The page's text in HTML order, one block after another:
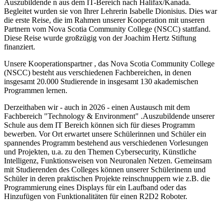
Auszubildende n aus dem IT-Bereich nach Halifax/Kanada.
Begleitet wurden sie von Ihrer Lehrerin Isabelle Dionisius. Dies war
die erste Reise, die im Rahmen unserer Kooperation mit unseren
Partnern vom Nova Scotia Community College (NSCC) stattfand.
Diese Reise wurde großzügig von der Joachim Hertz Stiftung
finanziert.
Unsere Kooperationspartner , das Nova Scotia Community College
(NSCC) besteht aus verschiedenen Fachbereichen, in denen
insgesamt 20.000 Studierende in insgesamt 130 akademischen
Programmen lernen.
Derzeithaben wir - auch in 2026 - einen Austausch mit dem
Fachbereich "Technology & Environment" .Auszubildende unserer
Schule aus dem IT Bereich können sich für dieses Programm
bewerben. Vor Ort erwartet unsere Schülerinnen und Schüler ein
spannendes Programm bestehend aus verschiedenen Vorlesungen
und Projekten, u.a. zu den Themen Cybersecurity, Künstliche
Intelligenz, Funktionsweisen von Neuronalen Netzen. Gemeinsam
mit Studierenden des Colleges können unserer Schülerinenn und
Schüler in deren praktischen Projekte reinschnuppern wie z.B. die
Programmierung eines Displays für ein Laufband oder das
Hinzufügen von Funktionalitäten für einen R2D2 Roboter.